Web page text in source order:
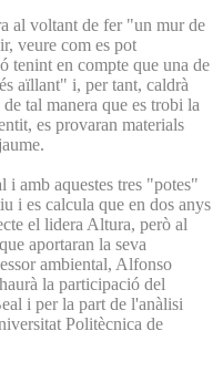
al voltant de fer "un mur de
veure com es pot
tenint en compte que una de
aïllant" i, per tant, caldrà
tal manera que es trobi la
es provaran materials
i amb aquestes tres "potes"
i es calcula que en dos anys
el lidera Altura, però al
aportaran la seva
ambiental, Alfonso
la participació del
i per la part de l'anàlisi
Politècnica de